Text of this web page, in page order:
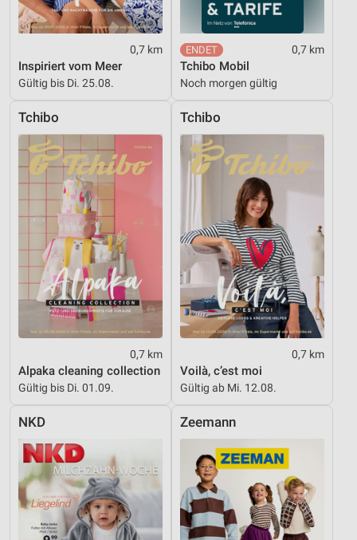
0,7 km
Inspiriert vom Meer
Gültig bis Di. 25.08.
0,7 km
Tchibo Mobil
Noch morgen gültig
Tchibo
0,7 km
Alpaka cleaning collection
Gültig bis Di. 01.09.
Tchibo
0,7 km
Voilà, c’est moi
Gültig ab Mi. 12.08.
NKD Zeemann